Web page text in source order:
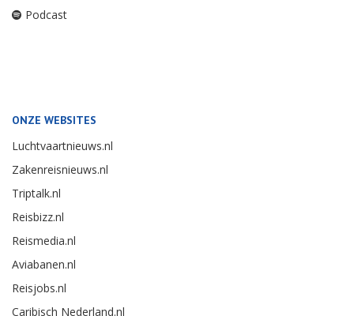
Podcast
ONZE WEBSITES
Luchtvaartnieuws.nl
Zakenreisnieuws.nl
Triptalk.nl
Reisbizz.nl
Reismedia.nl
Aviabanen.nl
Reisjobs.nl
Caribisch Nederland.nl